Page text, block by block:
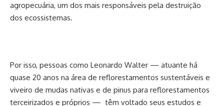
agropecuária, um dos mais responsáveis pela destruição
dos ecossistemas.
Por isso, pessoas como Leonardo Walter — atuante há
quase 20 anos na área de reflorestamentos sustentáveis e
viveiro de mudas nativas e de pinus para reflorestamentos
terceirizados e próprios — têm voltado seus estudos e